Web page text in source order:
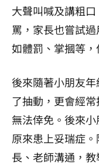
大聲叫喊及講粗
罵，家長也嘗試
如體罰、掌摑等，
後來隨著小朋友
了抽動，更會經
無法倖免。後來
原來患上妥瑞症
長、老師溝通，